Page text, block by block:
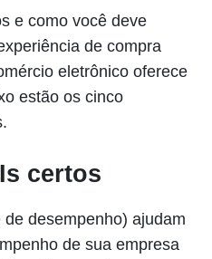
e como você deve
de compra
eletrônico oferece
estão os cinco
certos
desempenho) ajudam
de sua empresa